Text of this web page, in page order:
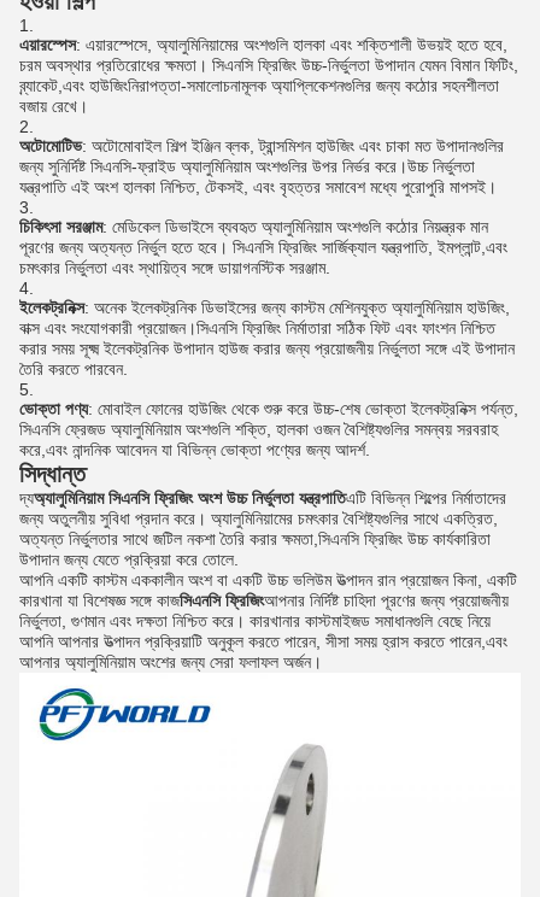
এয়ারস্পেস: এয়ারস্পেসে, অ্যালুমিনিয়ামের অংশগুলি হালকা এবং শক্তিশালী উভয়ই হতে হবে,
চরম অবস্থার প্রতিরোধের ক্ষমতা। সিএনসি ফ্রিজিং উচ্চ-নির্ভুলতা উপাদান যেমন বিমান ফিটিং,
ব্র্যাকেট,এবং হাউজিংনিরাপত্তা-সমালোচনামূলক অ্যাপ্লিকেশনগুলির জন্য কঠোর সহনশীলতা
বজায় রেখে।
অটোমোটিভ: অটোমোবাইল শিল্প ইঞ্জিন ব্লক, ট্রান্সমিশন হাউজিং এবং চাকা মত উপাদানগুলির
জন্য সুনির্দিষ্ট সিএনসি-ফ্রাইড অ্যালুমিনিয়াম অংশগুলির উপর নির্ভর করে।উচ্চ নির্ভুলতা
যন্ত্রপাতি এই অংশ হালকা নিশ্চিত, টেকসই, এবং বৃহত্তর সমাবেশ মধ্যে পুরোপুরি মাপসই।
চিকিৎসা সরঞ্জাম: মেডিকেল ডিভাইসে ব্যবহৃত অ্যালুমিনিয়াম অংশগুলি কঠোর নিয়ন্ত্রক মান
পূরণের জন্য অত্যন্ত নির্ভুল হতে হবে। সিএনসি ফ্রিজিং সার্জিক্যাল যন্ত্রপাতি, ইমপ্লান্ট,এবং
চমৎকার নির্ভুলতা এবং স্থায়িত্ব সঙ্গে ডায়াগনস্টিক সরঞ্জাম.
ইলেকট্রনিক্স: অনেক ইলেকট্রনিক ডিভাইসের জন্য কাস্টম মেশিনযুক্ত অ্যালুমিনিয়াম হাউজিং,
বাক্স এবং সংযোগকারী প্রয়োজন।সিএনসি ফ্রিজিং নির্মাতারা সঠিক ফিট এবং ফাংশন নিশ্চিত
করার সময় সূক্ষ্ম ইলেকট্রনিক উপাদান হাউজ করার জন্য প্রয়োজনীয় নির্ভুলতা সঙ্গে এই উপাদান
তৈরি করতে পারবেন.
ভোক্তা পণ্য: মোবাইল ফোনের হাউজিং থেকে শুরু করে উচ্চ-শেষ ভোক্তা ইলেকট্রনিক্স পর্যন্ত,
সিএনসি ফ্রেজড অ্যালুমিনিয়াম অংশগুলি শক্তি, হালকা ওজন বৈশিষ্ট্যগুলির সমন্বয় সরবরাহ
করে,এবং নান্দনিক আবেদন যা বিভিন্ন ভোক্তা পণ্যের জন্য আদর্শ.
সিদ্ধান্ত
দ্যঅ্যালুমিনিয়াম সিএনসি ফ্রিজিং অংশ উচ্চ নির্ভুলতা যন্ত্রপাতিএটি বিভিন্ন শিল্পের নির্মাতাদের
জন্য অতুলনীয় সুবিধা প্রদান করে। অ্যালুমিনিয়ামের চমৎকার বৈশিষ্ট্যগুলির সাথে একত্রিত,
অত্যন্ত নির্ভুলতার সাথে জটিল নকশা তৈরি করার ক্ষমতা,সিএনসি ফ্রিজিং উচ্চ কার্যকারিতা
উপাদান জন্য যেতে প্রক্রিয়া করে তোলে.
আপনি একটি কাস্টম এককালীন অংশ বা একটি উচ্চ ভলিউম উত্পাদন রান প্রয়োজন কিনা, একটি
কারখানা যা বিশেষজ্ঞ সঙ্গে কাজসিএনসি ফ্রিজিংআপনার নির্দিষ্ট চাহিদা পূরণের জন্য প্রয়োজনীয়
নির্ভুলতা, গুণমান এবং দক্ষতা নিশ্চিত করে। কারখানার কাস্টমাইজড সমাধানগুলি বেছে নিয়ে
আপনি আপনার উত্পাদন প্রক্রিয়াটি অনুকূল করতে পারেন, সীসা সময় হ্রাস করতে পারেন,এবং
আপনার অ্যালুমিনিয়াম অংশের জন্য সেরা ফলাফল অর্জন।